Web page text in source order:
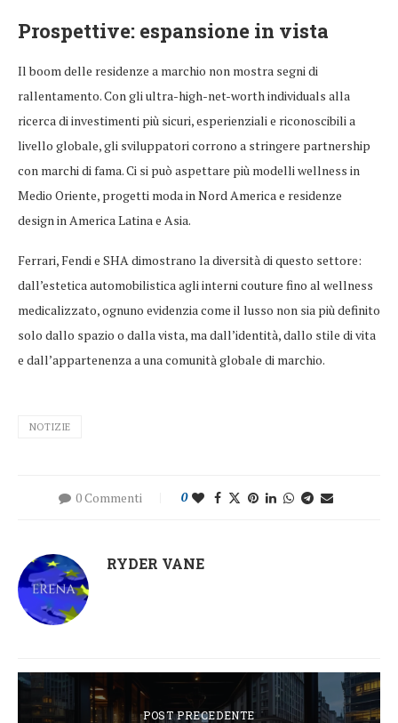
Prospettive: espansione in vista
Il boom delle residenze a marchio non mostra segni di
rallentamento. Con gli ultra-high-net-worth individuals alla
ricerca di investimenti più sicuri, esperienziali e riconoscibili a
livello globale, gli sviluppatori corrono a stringere partnership
con marchi di fama. Ci si può aspettare più modelli wellness in
Medio Oriente, progetti moda in Nord America e residenze
design in America Latina e Asia.
Ferrari, Fendi e SHA dimostrano la diversità di questo settore:
dall’estetica automobilistica agli interni couture fino al wellness
medicalizzato, ognuno evidenzia come il lusso non sia più definito
solo dallo spazio o dalla vista, ma dall’identità, dallo stile di vita
e dall’appartenenza a una comunità globale di marchio.
NOTIZIE
0 Commenti 0
RYDER VANE
POST PRECEDENTE